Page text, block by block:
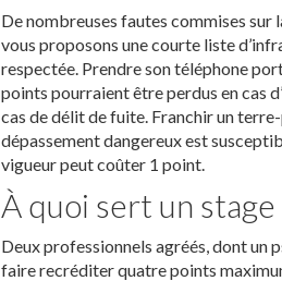
De nombreuses fautes commises sur
vous proposons une courte liste
respectée. Prendre son téléphone
points pourraient être perdus en cas
cas de délit de fuite. Franchir un
dépassement dangereux est
vigueur peut coûter 1 point.
À quoi sert un
Deux professionnels agréés, dont un
faire recréditer quatre points